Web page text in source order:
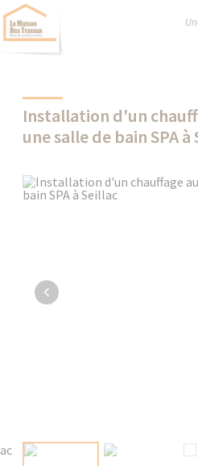
Installation d'un
une salle de bain SPA à